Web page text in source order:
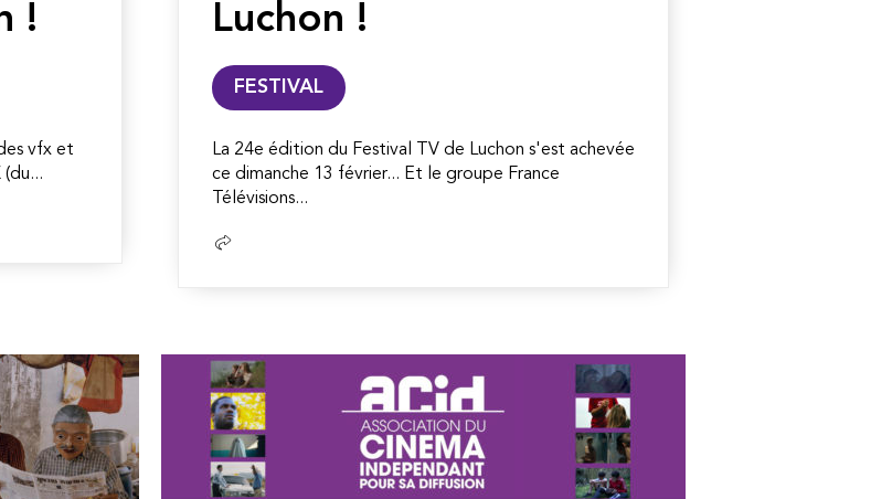
!
vfx et
Luchon !
FESTIVAL
La 24e édition du Festival TV de Luchon s'est achevée
ce dimanche 13 février... Et le groupe France
Télévisions...
Lire